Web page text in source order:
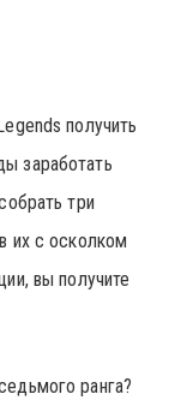
получить
заработать
три
их с осколком
вы получите
ранга?